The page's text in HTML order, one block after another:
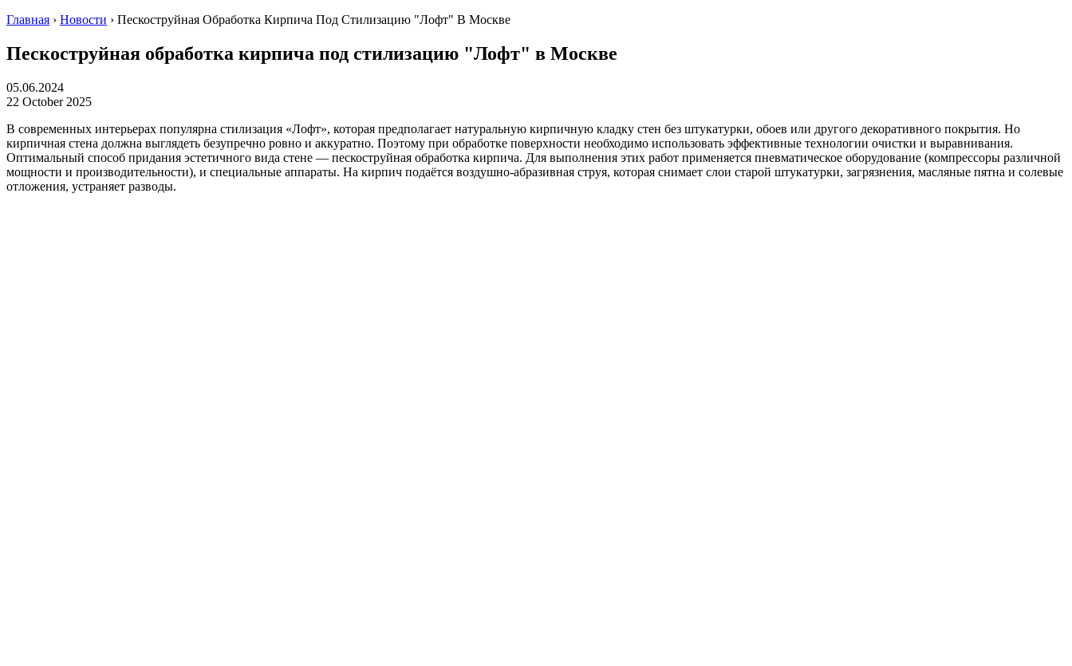
Главная › Новости › Пескоструйная Обработка Кирпича Под Стилизацию "Лофт" В Москве
Пескоструйная обработка кирпича под стилизацию "Лофт" в Москве
05.06.2024
22 October 2025
В современных интерьерах популярна стилизация «Лофт», которая предполагает натуральную кирпичную кладку стен без штукатурки, обоев или другого декоративного покрытия. Но
кирпичная стена должна выглядеть безупречно ровно и аккуратно. Поэтому при обработке поверхности необходимо использовать эффективные технологии очистки и выравнивания.
Оптимальный способ придания эстетичного вида стене — пескоструйная обработка кирпича. Для выполнения этих работ применяется пневматическое оборудование (компрессоры различной
мощности и производительности), и специальные аппараты. На кирпич подаётся воздушно-абразивная струя, которая снимает слои старой штукатурки, загрязнения, масляные пятна и солевые
отложения, устраняет разводы.